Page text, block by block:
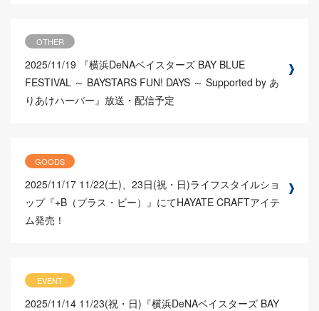
OTHER
2025/11/19
『横浜DeNAベイスターズ BAY BLUE
FESTIVAL ～ BAYSTARS FUN! DAYS ～ Supported by あ
りあけハーバー』放送・配信予定
GOODS
2025/11/17 11/22(土)、23日(祝・日)ライフスタイルショ
ップ『+B（プラス・ビー）』にてHAYATE CRAFTアイテ
ム発売！
EVENT
2025/11/14 11/23(祝・日)『横浜DeNAベイスターズ BAY